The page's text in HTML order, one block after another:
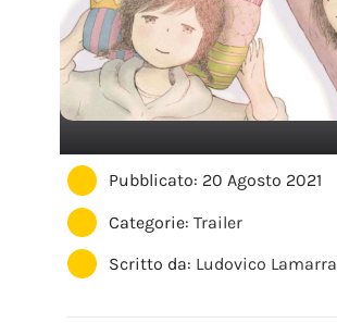
Pubblicato: 20 Agosto 2021
Categorie:Trailer
Scritto da: Ludovico Lamarra